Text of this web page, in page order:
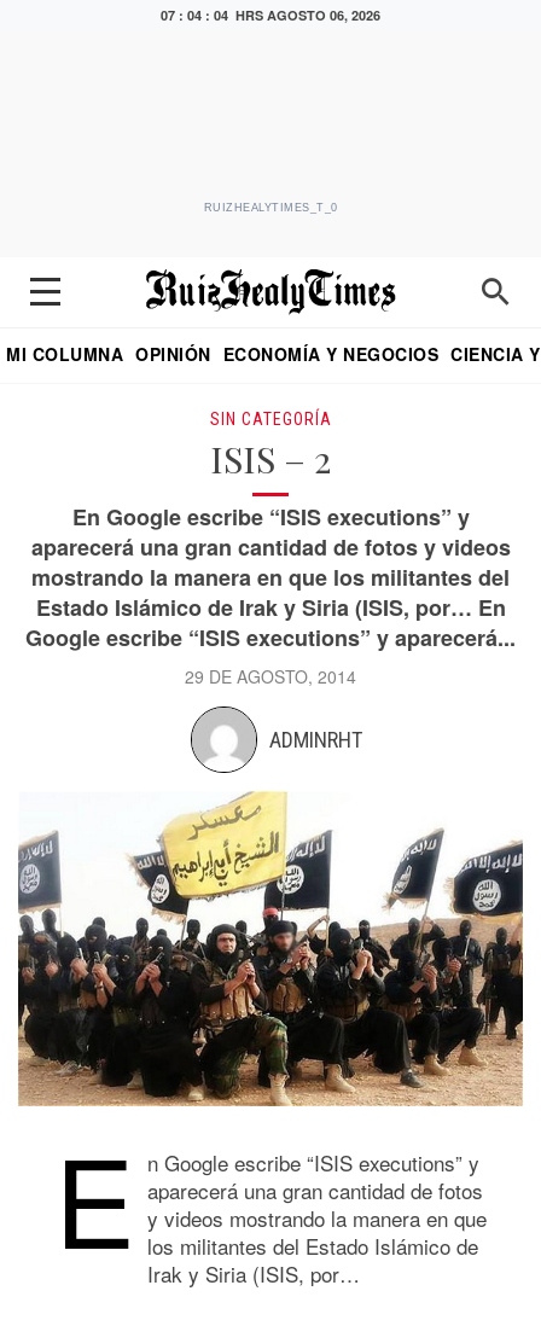
07 : 04 : 05 HRS AGOSTO 06, 2026
RUIZHEALYTIMES_T_0
MI COLUMNA OPINIÓN ECONOMÍA Y NEGOCIOS CIENCIA
SIN CATEGORÍA
ISIS – 2
En Google escribe “ISIS executions” y
aparecerá una gran cantidad de fotos y videos
mostrando la manera en que los militantes del
Estado Islámico de Irak y Siria (ISIS, por… En
Google escribe “ISIS executions” y aparecerá...
29 DE AGOSTO, 2014
ADMINRHT
E
n Google escribe “ISIS executions” y
aparecerá una gran cantidad de fotos
y videos mostrando la manera en que
los militantes del Estado Islámico de
Irak y Siria (ISIS, por…